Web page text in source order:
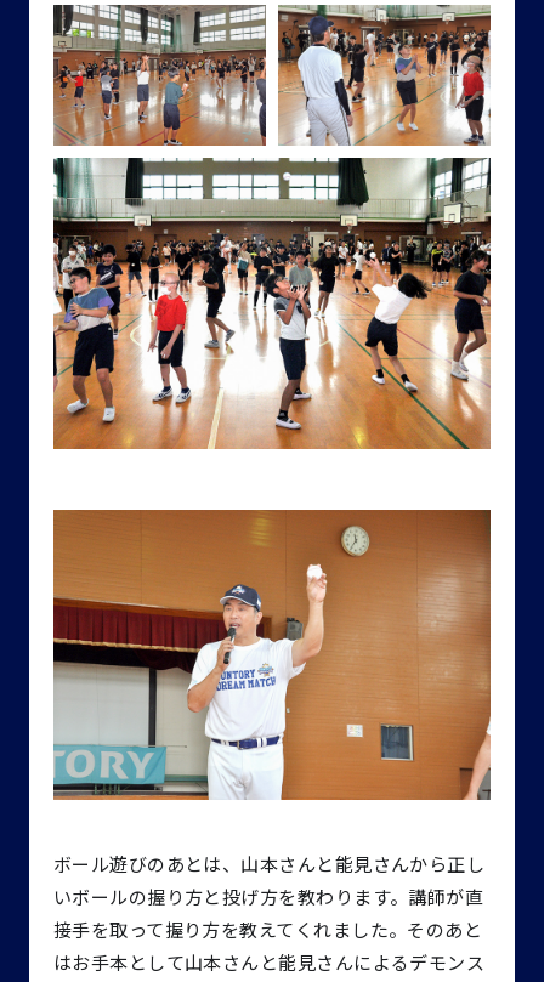
ボール遊びのあとは、山本さんと能見さんから正し
いボールの握り方と投げ方を教わります。講師が直
接手を取って握り方を教えてくれました。そのあと
はお手本として山本さんと能見さんによるデモンス